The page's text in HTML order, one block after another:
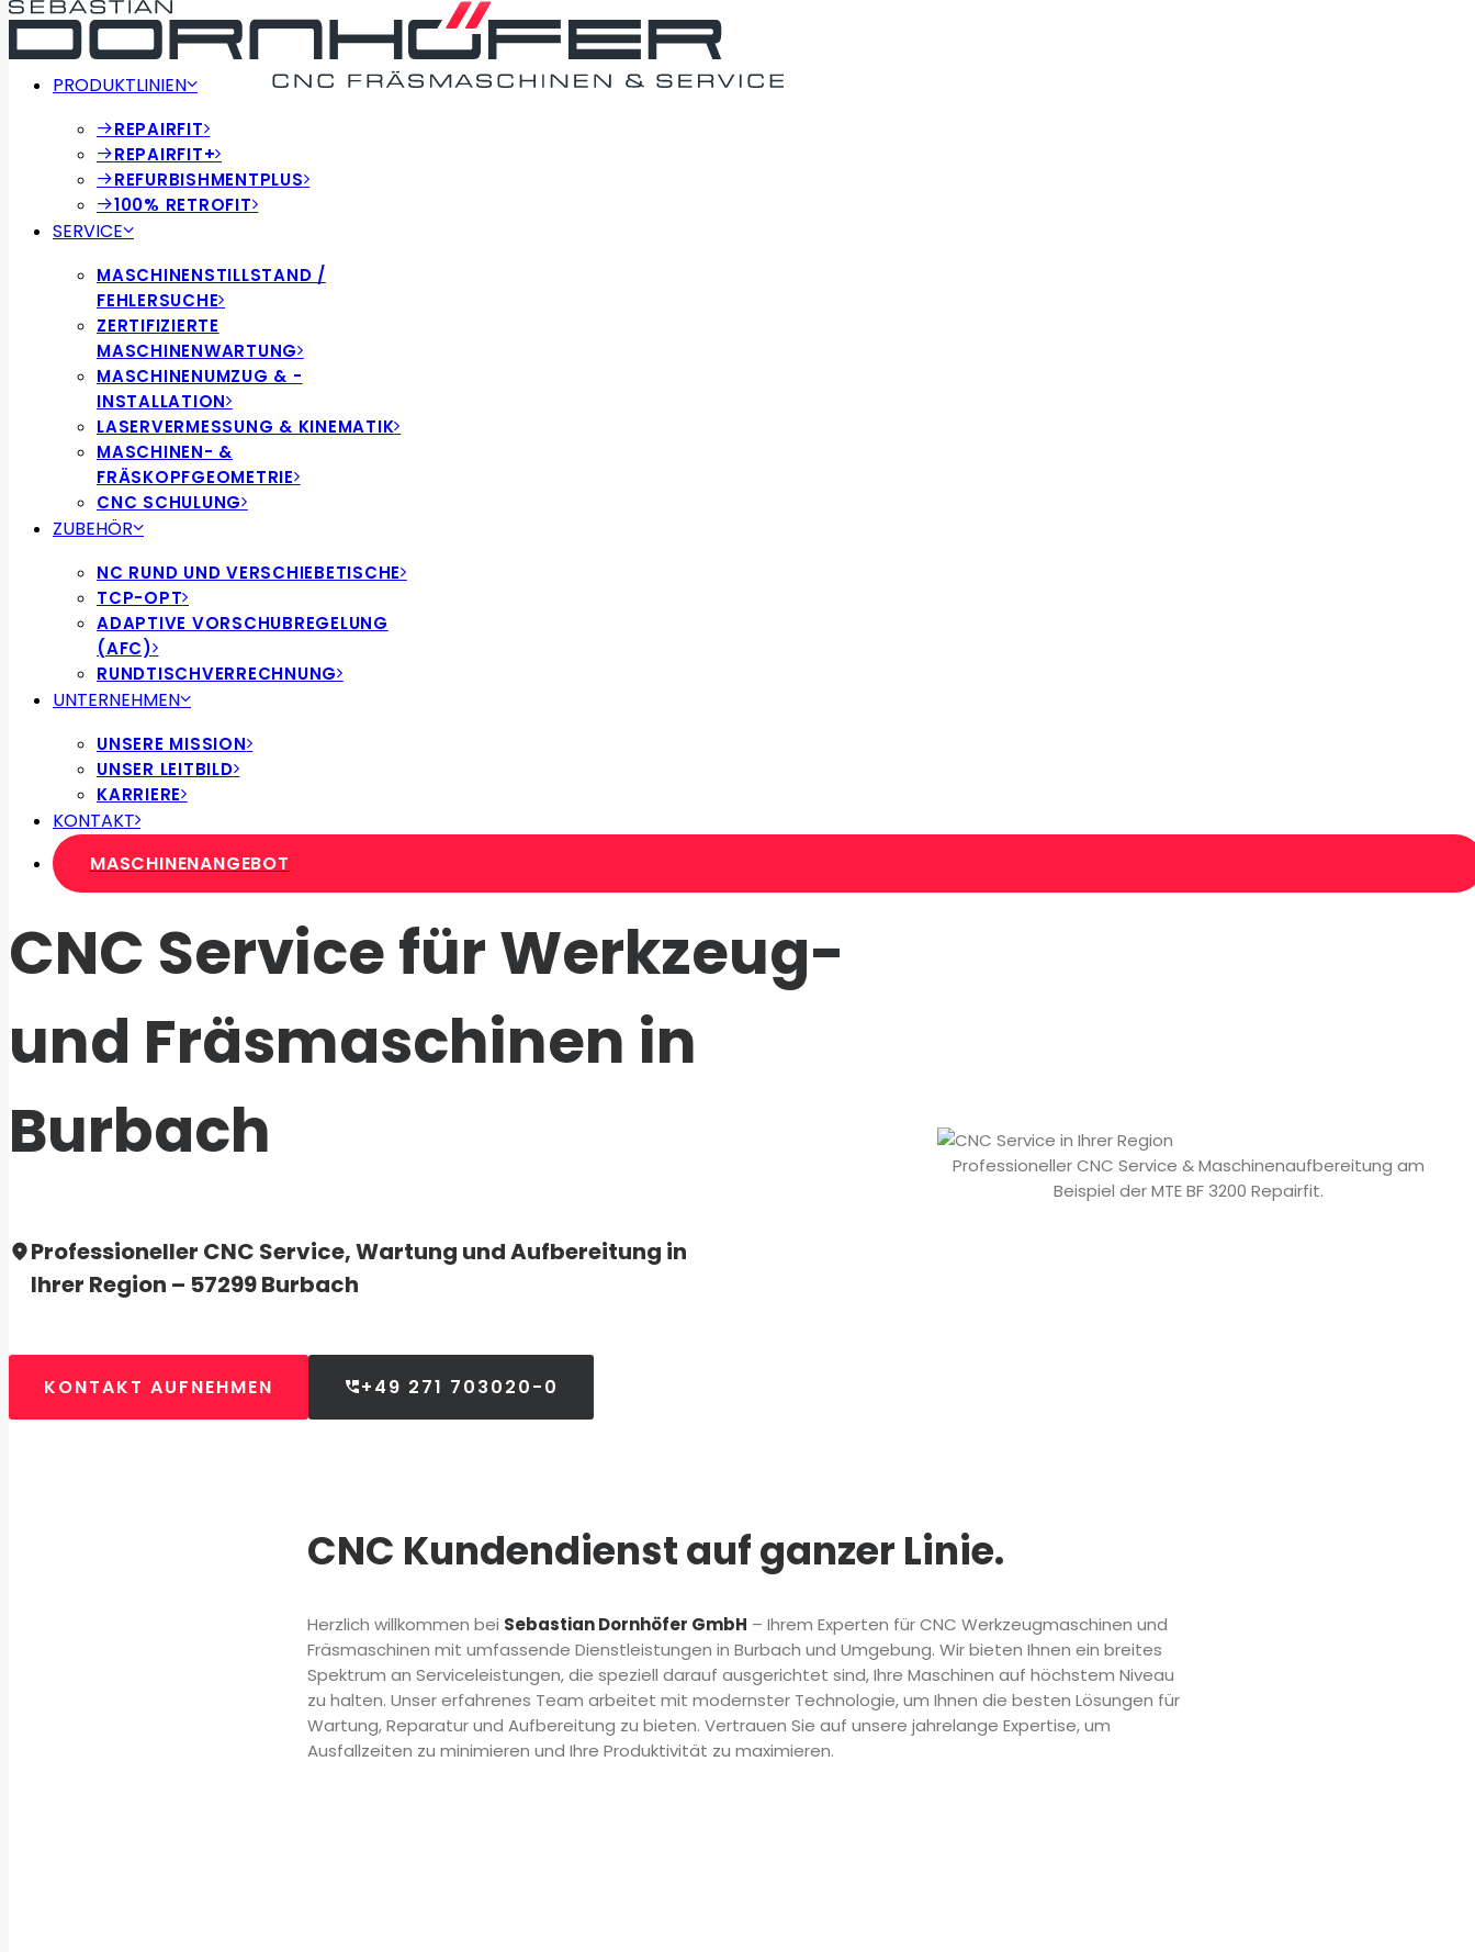
PRODUKTLINIEN
REPAIRFIT
REPAIRFIT+
REFURBISHMENTPLUS
100% RETROFIT
SERVICE
MASCHINENSTILLSTAND /
FEHLERSUCHE
ZERTIFIZIERTE
MASCHINENWARTUNG
MASCHINENUMZUG & -
INSTALLATION
LASERVERMESSUNG & KINEMATIK
MASCHINEN- &
FRÄSKOPFGEOMETRIE
CNC SCHULUNG
ZUBEHÖR
NC RUND UND VERSCHIEBETISCHE
TCP-OPT
ADAPTIVE VORSCHUBREGELUNG
(AFC)
RUNDTISCHVERRECHNUNG
UNTERNEHMEN
UNSERE MISSION
UNSER LEITBILD
KARRIERE
KONTAKT
MASCHINENANGEBOT
CNC Service für Werkzeug-
und Fräsmaschinen in
Burbach
Professioneller CNC Service, Wartung und Aufbereitung in
Ihrer Region – 57299 Burbach
KONTAKT AUFNEHMEN +49 271 703020-0
Professioneller CNC Service & Maschinenaufbereitung am
Beispiel der MTE BF 3200 Repairfit.
CNC Kundendienst auf ganzer Linie.
Herzlich willkommen bei Sebastian Dornhöfer GmbH – Ihrem Experten für CNC Werkzeugmaschinen und
Fräsmaschinen mit umfassende Dienstleistungen in Burbach und Umgebung. Wir bieten Ihnen ein breites
Spektrum an Serviceleistungen, die speziell darauf ausgerichtet sind, Ihre Maschinen auf höchstem Niveau
zu halten. Unser erfahrenes Team arbeitet mit modernster Technologie, um Ihnen die besten Lösungen für
Wartung, Reparatur und Aufbereitung zu bieten. Vertrauen Sie auf unsere jahrelange Expertise, um
Ausfallzeiten zu minimieren und Ihre Produktivität zu maximieren.